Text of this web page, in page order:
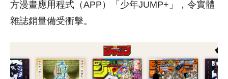
方漫畫應用程式（APP）「少年JUMP+」，令實體
雜誌銷量備受衝擊。